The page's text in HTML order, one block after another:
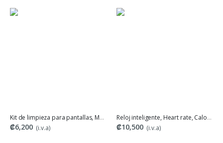
Kit de limpieza para pantallas, Manhattan
₡6,200 (i.v.a)
Reloj inteligente, Heart rate, Calories, Blood Oxygen, Pedometer y Message
₡10,500 (i.v.a)